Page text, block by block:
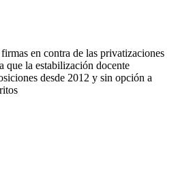
en contra de las privatizaciones
que la estabilización docente
desde 2012 y sin opción a